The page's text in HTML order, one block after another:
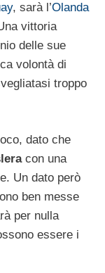
, sarà l’Olanda
vittoria
delle sue
volontà di
troppo
dato che
con una
Un dato però
ben messe
per nulla
essere i